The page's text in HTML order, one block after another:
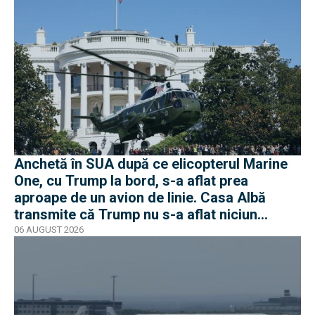
Anchetă în SUA după ce elicopterul Marine
One, cu Trump la bord, s-a aflat prea
aproape de un avion de linie. Casa Albă
transmite că Trump nu s-a aflat niciun
moment în pericol
06 AUGUST 2026